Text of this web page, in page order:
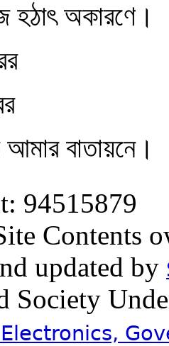
অকারণে।
বাতায়নে।
94515879
Contents
updated by
Society